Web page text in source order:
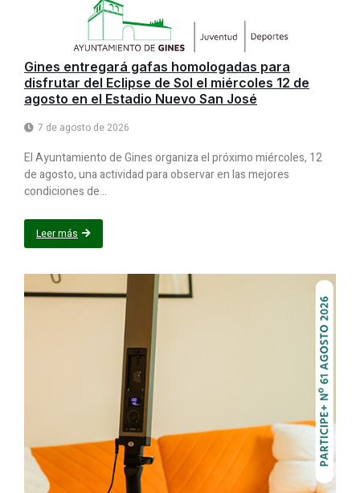
Gines entregará gafas homologadas para
disfrutar del Eclipse de Sol el miércoles 12 de
agosto en el Estadio Nuevo San José
7 de agosto de 2026
El Ayuntamiento de Gines organiza el próximo miércoles, 12
de agosto, una actividad para observar en las mejores
condiciones de...
Leer más